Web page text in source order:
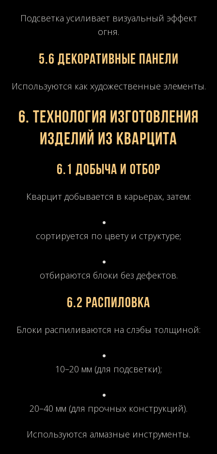
Подсветка усиливает визуальный эффект
огня.
5.6 Декоративные панели
Используются как художественные элементы.
6. Технология изготовления
изделий из кварцита
6.1 Добыча и отбор
Кварцит добывается в карьерах, затем:
сортируется по цвету и структуре;
отбираются блоки без дефектов.
6.2 Распиловка
Блоки распиливаются на слэбы толщиной:
10–20 мм (для подсветки);
20–40 мм (для прочных конструкций).
Используются алмазные инструменты.